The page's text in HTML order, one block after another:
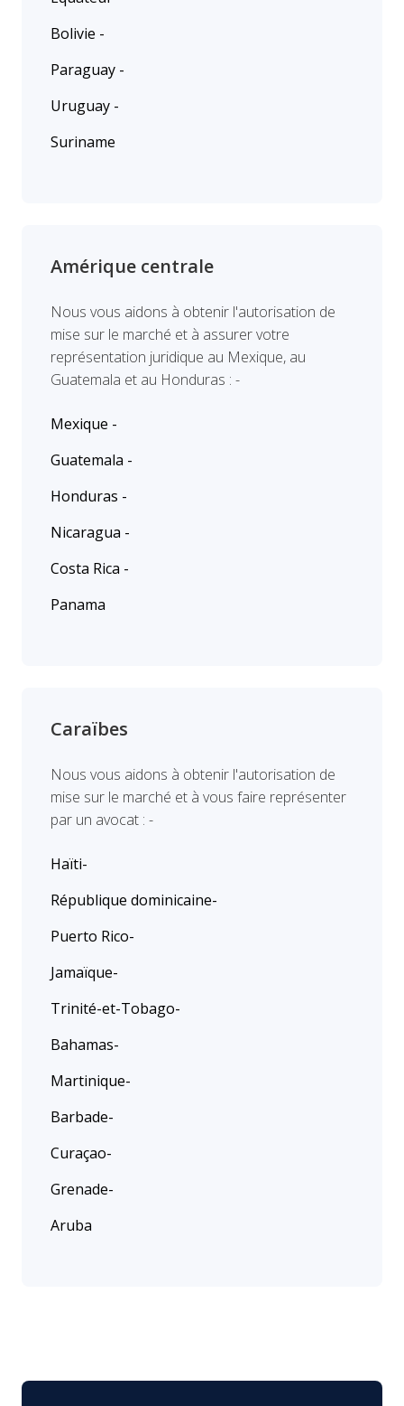
Bolivie -
Paraguay -
Uruguay -
Suriname
Amérique centrale
Nous vous aidons à obtenir l'autorisation de
mise sur le marché et à assurer votre
représentation juridique au Mexique, au
Guatemala et au Honduras : -
Mexique -
Guatemala -
Honduras -
Nicaragua -
Costa Rica -
Panama
Caraïbes
Nous vous aidons à obtenir l'autorisation de
mise sur le marché et à vous faire représenter
par un avocat : -
Haïti-
République dominicaine-
Puerto Rico-
Jamaïque-
Trinité-et-Tobago-
Bahamas-
Martinique-
Barbade-
Curaçao-
Grenade-
Aruba